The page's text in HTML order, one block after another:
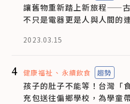
讓舊物重新踏上新旅程——
不只是電器更是人與人間的
2023.03.15
4 健康福祉 永續飲食 趨勢
孩子的肚子不能等！台灣「
充包送往偏鄉學校，為學童